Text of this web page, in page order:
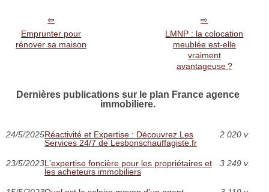
Emprunter pour
rénover sa maison
LMNP : la colocation
meublée est-elle
vraiment
avantageuse ?
Dernières publications sur le plan France agence
immobiliere.
24/5/2025Réactivité et Expertise : Découvrez Les
Services 24/7 de Lesbonschauffagiste.fr
2 020 v.
23/5/2023L'expertise foncière pour les propriétaires et
les acheteurs immobiliers
3 249 v.